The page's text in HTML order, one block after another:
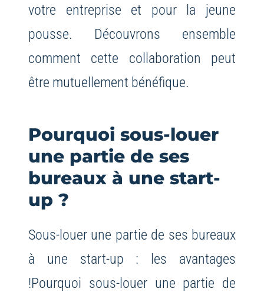
votre entreprise et pour la jeune
pousse. Découvrons ensemble
comment cette collaboration peut
être mutuellement bénéfique.
Pourquoi sous-louer
une partie de ses
bureaux à une start-
up ?
Sous-louer une partie de ses bureaux
à une start-up : les avantages
!Pourquoi sous-louer une partie de